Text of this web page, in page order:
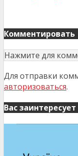
Комментировать
Нажмите для
Для отправки
авторизоваться.
Вас заинтересует